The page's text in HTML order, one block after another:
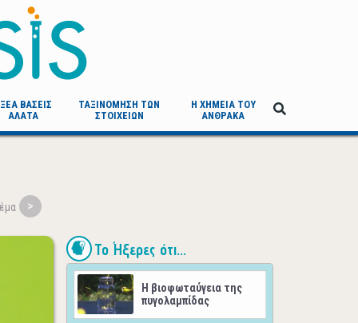
ΒΑΣΕΙΣ
ΑΛΑΤΑ
ΤΑΞΙΝΟΜΗΣΗ ΤΩΝ
ΣΤΟΙΧΕΙΩΝ
Η ΧΗΜΕΙΑ ΤΟΥ
ΑΝΘΡΑΚΑ
Το Ήξερες ότι...
Η βιοφωταύγεια της
πυγολαμπίδας